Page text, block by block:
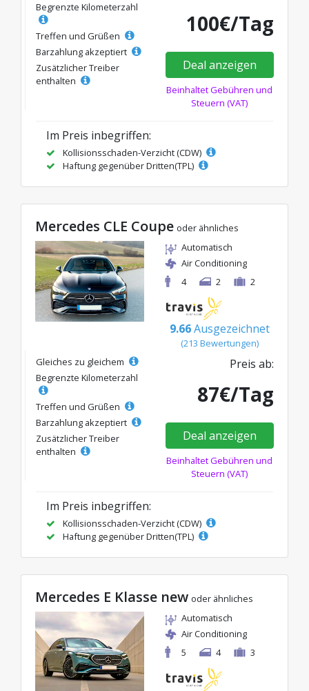
Begrenzte Kilometerzahl
Treffen und Grüßen
Barzahlung akzeptiert
Zusätzlicher Treiber
enthalten
100€/Tag
Deal anzeigen
Beinhaltet Gebühren und
Steuern (VAT)
Im Preis inbegriffen:
Kollisionsschaden-Verzicht (CDW)
Haftung gegenüber Dritten(TPL)
Mercedes CLE Coupe oder ähnliches
Automatisch
Air Conditioning
4
2 2
9.66 Ausgezeichnet
(213 Bewertungen)
Gleiches zu gleichem
Begrenzte Kilometerzahl
Treffen und Grüßen
Barzahlung akzeptiert
Zusätzlicher Treiber
enthalten
Preis ab:
87€/Tag
Deal anzeigen
Beinhaltet Gebühren und
Steuern (VAT)
Im Preis inbegriffen:
Kollisionsschaden-Verzicht (CDW)
Haftung gegenüber Dritten(TPL)
Mercedes E Klasse new oder ähnliches
Automatisch
Air Conditioning
5
4 3